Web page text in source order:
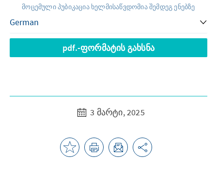
მოცემული პუბიკაცია ხელმისაწვდომია შემდეგ ენებზე
pdf.-ფორმატის გახსნა
3 მარტი, 2025